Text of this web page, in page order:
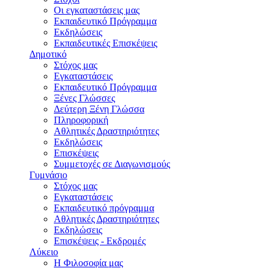
Οι εγκαταστάσεις μας
Εκπαιδευτικό Πρόγραμμα
Εκδηλώσεις
Εκπαιδευτικές Eπισκέψεις
Δημοτικό
Στόχος μας
Εγκαταστάσεις
Εκπαιδευτικό Πρόγραμμα
Ξένες Γλώσσες
Δεύτερη Ξένη Γλώσσα
Πληροφορική
Αθλητικές Δραστηριότητες
Εκδηλώσεις
Επισκέψεις
Συμμετοχές σε Διαγωνισμούς
Γυμνάσιο
Στόχος μας
Εγκαταστάσεις
Εκπαιδευτικό πρόγραμμα
Αθλητικές Δραστηριότητες
Εκδηλώσεις
Επισκέψεις - Εκδρομές
Λύκειο
Η Φιλοσοφία μας